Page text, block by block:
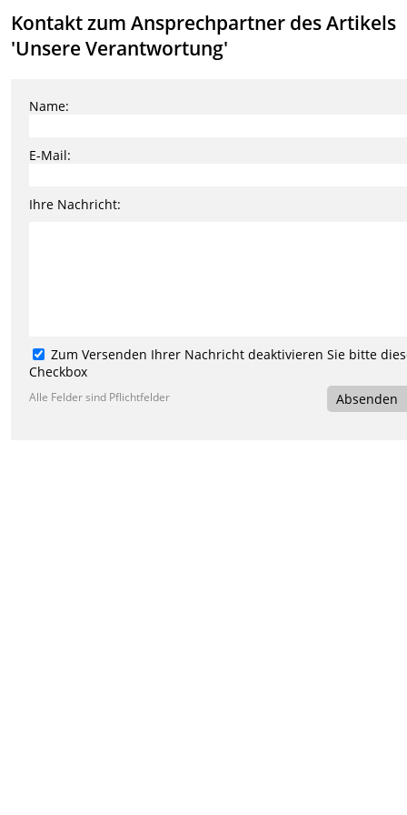
Kontakt zum Ansprechpartner des Artikels
'Unsere Verantwortung'
Name:
E-Mail:
Ihre Nachricht:
Zum Versenden Ihrer Nachricht deaktivieren Sie bitte
Checkbox
Alle Felder sind Pflichtfelder Absenden